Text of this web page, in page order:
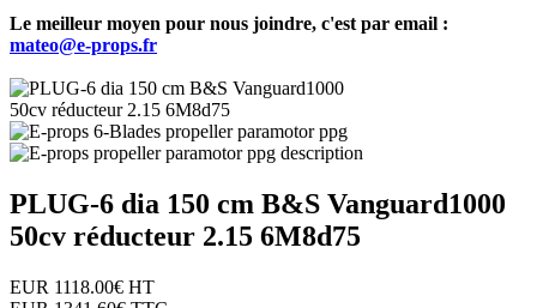
Le meilleur moyen pour nous joindre, c'est par email :
mateo@e-props.fr
PLUG-6 dia 150 cm B&S Vanguard1000
50cv réducteur 2.15 6M8d75
EUR 1118.00€ HT